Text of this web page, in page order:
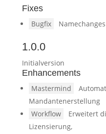
Fixes
Bugfix
1.0.0
Initialversion
Enhancements
Mastermind
Mandantenerstellung
Workflow
Erweitert
Lizensierung,